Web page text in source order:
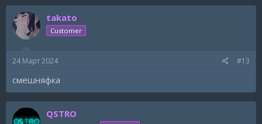
takato
Customer
24 Март 2024 #13
смешняфка
QSTRO